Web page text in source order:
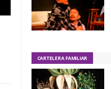
CARTELERA FAMILIAR